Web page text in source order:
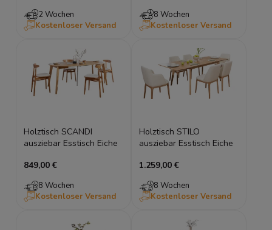
2 Wochen
Kostenloser Versand
8 Wochen
Kostenloser Versand
Holztisch SCANDI
ausziebar Esstisch Eiche
849,00 €
8 Wochen
Kostenloser Versand
Holztisch STILO
ausziebar Esstisch Eiche
1.259,00 €
8 Wochen
Kostenloser Versand